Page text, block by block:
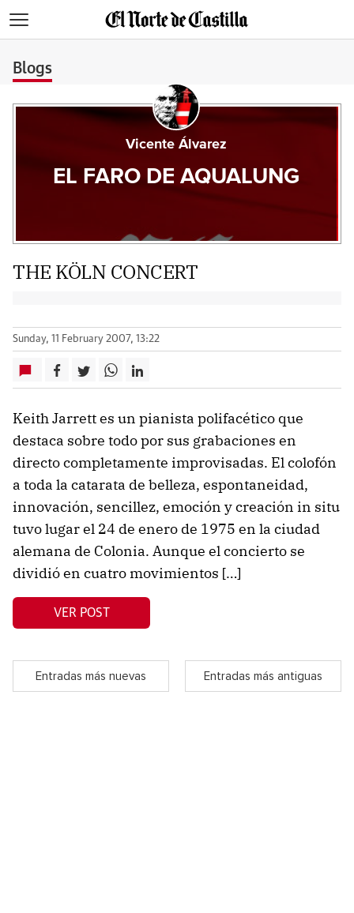
Blogs
Vicente Álvarez
EL FARO DE AQUALUNG
THE KÖLN CONCERT
Sunday, 11 February 2007, 13:22
Keith Jarrett es un pianista polifacético que
destaca sobre todo por sus grabaciones en
directo completamente improvisadas. El colofón
a toda la catarata de belleza, espontaneidad,
innovación, sencillez, emoción y creación in situ
tuvo lugar el 24 de enero de 1975 en la ciudad
alemana de Colonia. Aunque el concierto se
dividió en cuatro movimientos […]
VER POST
Entradas más nuevas Entradas más antiguas